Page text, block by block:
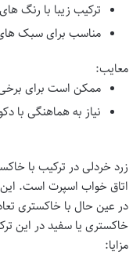
ترکیب زیبا با رنگ
مناسب برای سبک
معایب:
ممکن است برای
نیاز به هماهنگی با
زرد خردلی در ترکیب با
اتاق خواب اسپرت است.
در عین حال با خاکستری
خاکستری یا سفید در این
مزایا: